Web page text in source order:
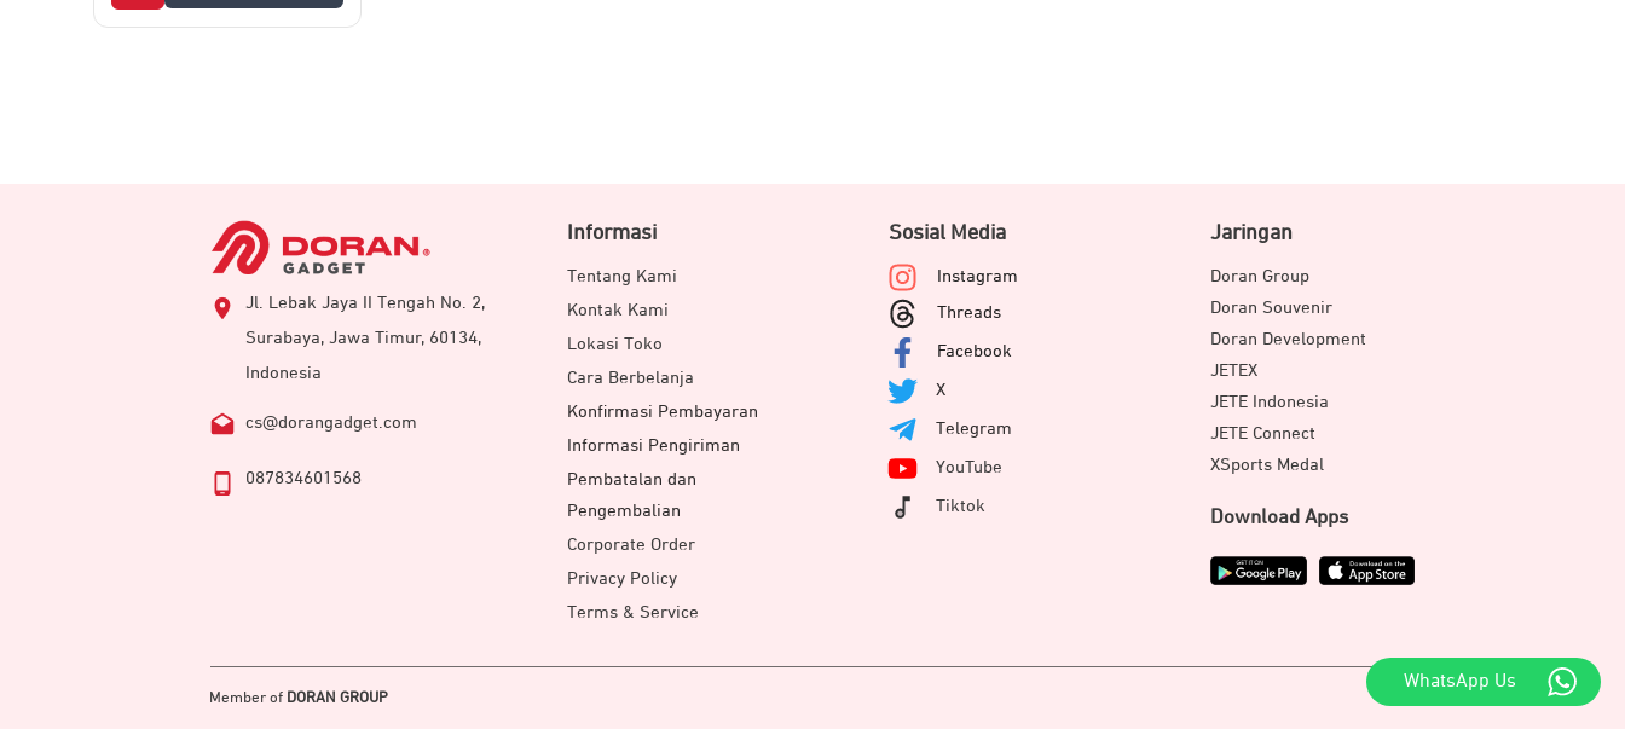
Jl. Lebak Jaya II Tengah No. 2,
Surabaya, Jawa Timur, 60134,
Indonesia
cs@dorangadget.com
087834601568
Informasi
Tentang Kami
Kontak Kami
Lokasi Toko
Cara Berbelanja
Konfirmasi Pembayaran
Informasi Pengiriman
Pembatalan dan
Pengembalian
Corporate Order
Privacy Policy
Terms & Service
Sosial Media
Instagram
Threads
Facebook
X
Telegram
YouTube
Tiktok
Jaringan
Doran Group
Doran Souvenir
Doran Development
JETEX
JETE Indonesia
JETE Connect
XSports Medal
Download Apps
Member of DORAN GROUP
1
WhatsApp Us